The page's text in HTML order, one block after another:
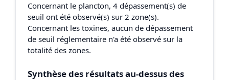
Concernant le plancton, 4 dépassement(s) de
seuil ont été observé(s) sur 2 zone(s).
Concernant les toxines, aucun de dépassement
de seuil réglementaire n'a été observé sur la
totalité des zones.
Synthèse des résultats au-dessus des